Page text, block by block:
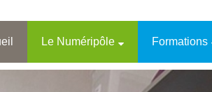
Le Numéripôle Formations